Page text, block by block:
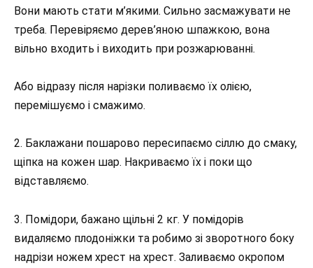
Вони мають стати м’якими. Сильно засмажувати не
треба. Перевіряємо дерев’яною шпажкою, вона
вільно входить і виходить при розжарюванні.
Або відразу після нарізки поливаємо їх олією,
перемішуємо і смажимо.
2. Баклажани пошарово пересипаємо сіллю до смаку,
щіпка на кожен шар. Накриваємо їх і поки що
відставляємо.
3. Помідори, бажано щільні 2 кг. У помідорів
видаляємо плодоніжки та робимо зі зворотного боку
надрізи ножем хрест на хрест. Заливаємо окропом